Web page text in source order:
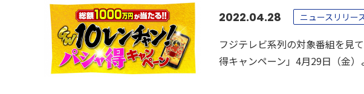
2022.04.28 ニュースリリー
フジテレビ系列の対象番組を見
得キャンペーン」4月29日（金）